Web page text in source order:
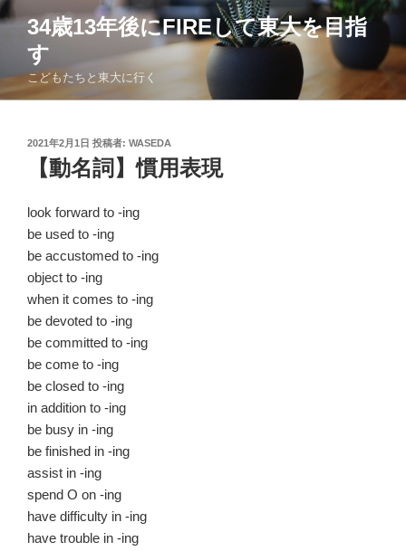
コ
ン
ツ
34歳13年後にFIREして東大を目指
す
こどもたちと東大に行く
投
2021年2月1日 投稿者: WASEDA
【動名詞】慣用表現
look forward to -ing
be used to -ing
be accustomed to -ing
object to -ing
when it comes to -ing
be devoted to -ing
be committed to -ing
be come to -ing
be closed to -ing
in addition to -ing
be busy in -ing
be finished in -ing
assist in -ing
spend O on -ing
have difficulty in -ing
have trouble in -ing